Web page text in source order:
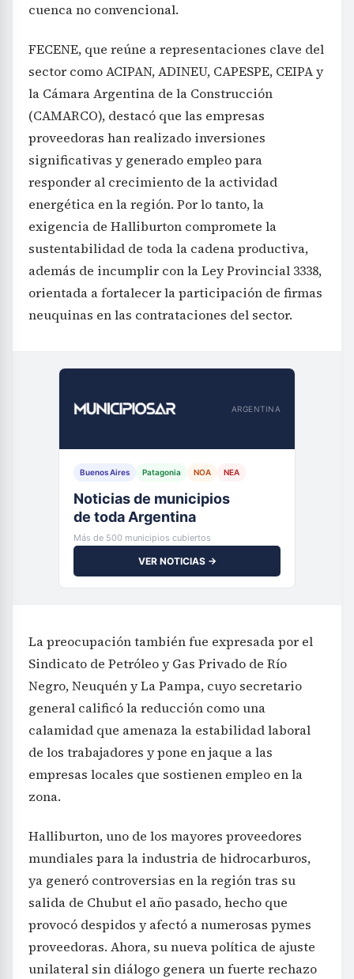
cuenca no convencional.
FECENE, que reúne a representaciones clave del
sector como ACIPAN, ADINEU, CAPESPE, CEIPA y
la Cámara Argentina de la Construcción
(CAMARCO), destacó que las empresas
proveedoras han realizado inversiones
significativas y generado empleo para
responder al crecimiento de la actividad
energética en la región. Por lo tanto, la
exigencia de Halliburton compromete la
sustentabilidad de toda la cadena productiva,
además de incumplir con la Ley Provincial 3338,
orientada a fortalecer la participación de firmas
neuquinas en las contrataciones del sector.
ARGENTINA
Buenos Aires Patagonia NOA NEA
Noticias de municipios
de toda Argentina
Más de 500 municipios cubiertos
VER NOTICIAS →
La preocupación también fue expresada por el
Sindicato de Petróleo y Gas Privado de Río
Negro, Neuquén y La Pampa, cuyo secretario
general calificó la reducción como una
calamidad que amenaza la estabilidad laboral
de los trabajadores y pone en jaque a las
empresas locales que sostienen empleo en la
zona.
Halliburton, uno de los mayores proveedores
mundiales para la industria de hidrocarburos,
ya generó controversias en la región tras su
salida de Chubut el año pasado, hecho que
provocó despidos y afectó a numerosas pymes
proveedoras. Ahora, su nueva política de ajuste
unilateral sin diálogo genera un fuerte rechazo